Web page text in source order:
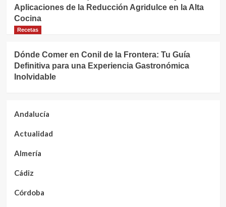
Aplicaciones de la Reducción Agridulce en la Alta
Cocina
Recetas
Dónde Comer en Conil de la Frontera: Tu Guía
Definitiva para una Experiencia Gastronómica
Inolvidable
Andalucía
Actualidad
Almería
Cádiz
Córdoba